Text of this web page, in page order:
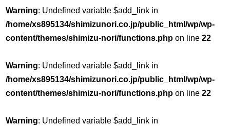
Warning: Undefined variable $add_link in
/home/xs895134/shimizunori.co.jp/public_html/wp/wp-
content/themes/shimizu-nori/functions.php on line22
Warning: Undefined variable $add_link in
/home/xs895134/shimizunori.co.jp/public_html/wp/wp-
content/themes/shimizu-nori/functions.php on line22
Warning: Undefined variable $add_link in